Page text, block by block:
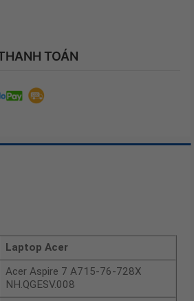
TOÁN
Laptop Acer
Acer Aspire 7 A715-76-728X
NH.QGESV.008